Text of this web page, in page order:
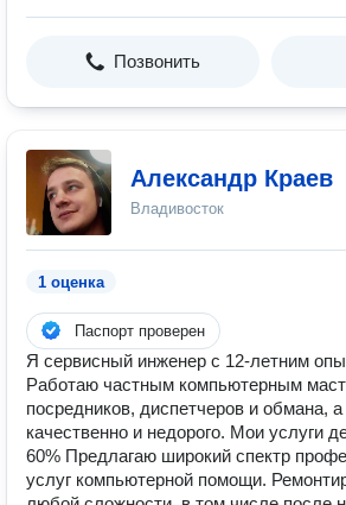
Позвонить
Александр Краев
Владивосток
1 оценка
Паспорт проверен
Я сервисный инженер с 12-летним
Работаю частным компьютерным
посредников, диспетчеров и обмана,
качественно и недорого. Мои услуги
60% Предлагаю широкий спектр
услуг компьютерной помощи.